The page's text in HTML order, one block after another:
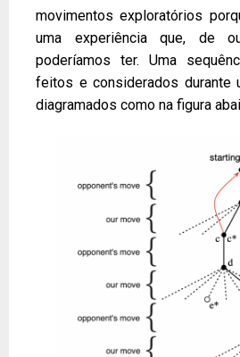
movimentos exploratórios
uma experiência que, de
poderíamos ter. Uma
feitos e considerados durante
diagramados como na figura